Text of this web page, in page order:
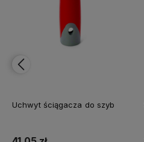
Uchwyt ściągacza do szyb